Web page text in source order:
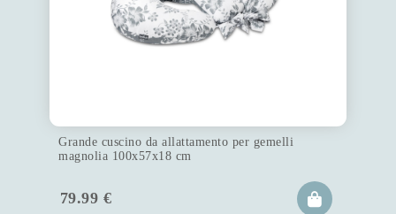
Grande cuscino da allattamento per gemelli
magnolia 100x57x18 cm
79.99 €